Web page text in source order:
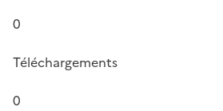
0
Téléchargements
0